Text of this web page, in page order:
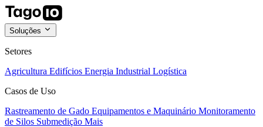
Soluções
Setores
Agricultura Edifícios Energia Industrial Logística
Casos de Uso
Rastreamento de Gado Equipamentos e Maquinário Monitoramento
de Silos Submedição Mais